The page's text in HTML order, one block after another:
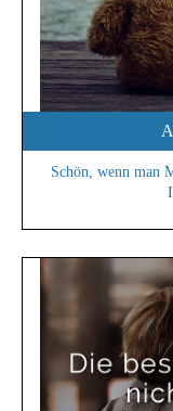
Schön, wenn man